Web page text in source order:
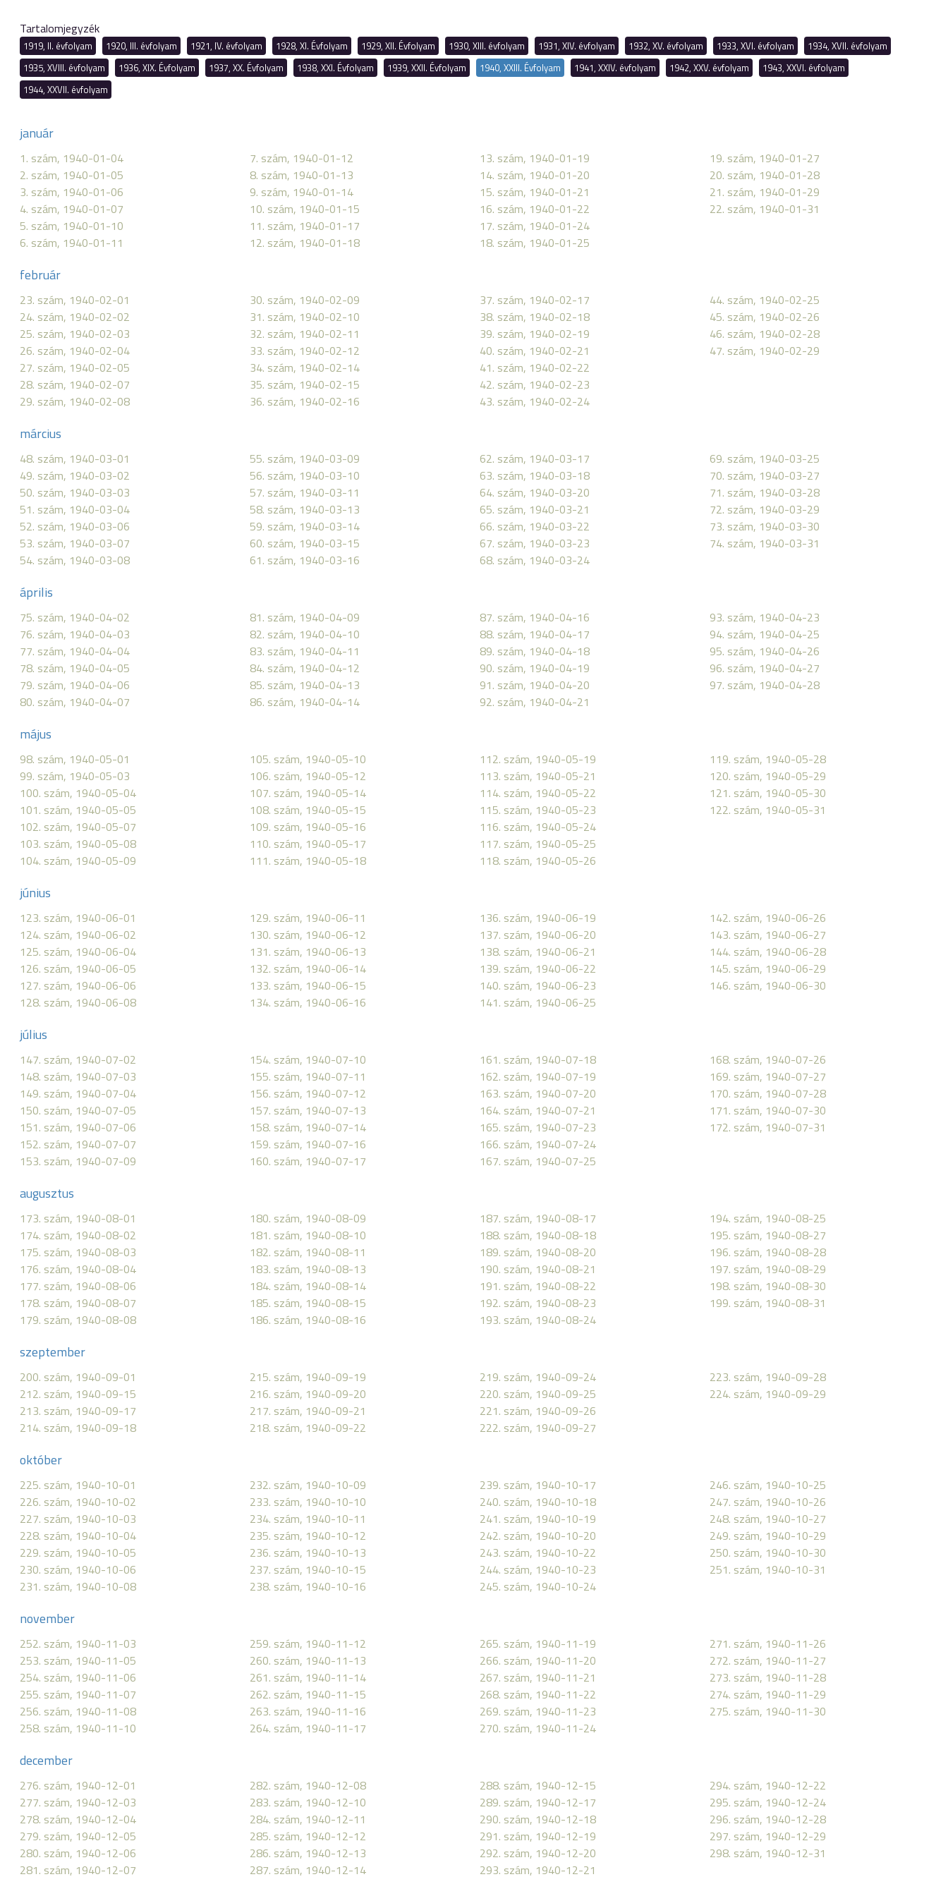
Tartalomjegyzék
1919, II. évfolyam 1920, III. évfolyam 1921, IV. évfolyam 1928, XI. Évfolyam 1929, XII. Évfolyam 1930, XIII. évfolyam 1931, XIV. évfolyam 1932, XV. évfolyam 1933, XVI. évfolyam
1934, XVII. évfolyam
1935, XVIII. évfolyam
1936, XIX. Évfolyam 1937, XX. Évfolyam 1938, XXI. Évfolyam 1939, XXII. Évfolyam 1940, XXIII. Évfolyam 1941, XXIV. évfolyam 1942, XXV. évfolyam
1943, XXVI. évfolyam
1944, XXVII. évfolyam
január
1. szám, 1940-01-04
2. szám, 1940-01-05
3. szám, 1940-01-06
4. szám, 1940-01-07
5. szám, 1940-01-10
6. szám, 1940-01-11
7. szám, 1940-01-12
8. szám, 1940-01-13
9. szám, 1940-01-14
10. szám, 1940-01-15
11. szám, 1940-01-17
12. szám, 1940-01-18
13. szám, 1940-01-19
14. szám, 1940-01-20
15. szám, 1940-01-21
16. szám, 1940-01-22
17. szám, 1940-01-24
18. szám, 1940-01-25
19. szám, 1940-01-27
20. szám, 1940-01-28
21. szám, 1940-01-29
22. szám, 1940-01-31
február
23. szám, 1940-02-01
24. szám, 1940-02-02
25. szám, 1940-02-03
26. szám, 1940-02-04
27. szám, 1940-02-05
28. szám, 1940-02-07
29. szám, 1940-02-08
30. szám, 1940-02-09
31. szám, 1940-02-10
32. szám, 1940-02-11
33. szám, 1940-02-12
34. szám, 1940-02-14
35. szám, 1940-02-15
36. szám, 1940-02-16
37. szám, 1940-02-17
38. szám, 1940-02-18
39. szám, 1940-02-19
40. szám, 1940-02-21
41. szám, 1940-02-22
42. szám, 1940-02-23
43. szám, 1940-02-24
44. szám, 1940-02-25
45. szám, 1940-02-26
46. szám, 1940-02-28
47. szám, 1940-02-29
március
48. szám, 1940-03-01
49. szám, 1940-03-02
50. szám, 1940-03-03
51. szám, 1940-03-04
52. szám, 1940-03-06
53. szám, 1940-03-07
54. szám, 1940-03-08
55. szám, 1940-03-09
56. szám, 1940-03-10
57. szám, 1940-03-11
58. szám, 1940-03-13
59. szám, 1940-03-14
60. szám, 1940-03-15
61. szám, 1940-03-16
62. szám, 1940-03-17
63. szám, 1940-03-18
64. szám, 1940-03-20
65. szám, 1940-03-21
66. szám, 1940-03-22
67. szám, 1940-03-23
68. szám, 1940-03-24
69. szám, 1940-03-25
70. szám, 1940-03-27
71. szám, 1940-03-28
72. szám, 1940-03-29
73. szám, 1940-03-30
74. szám, 1940-03-31
április
75. szám, 1940-04-02
76. szám, 1940-04-03
77. szám, 1940-04-04
78. szám, 1940-04-05
79. szám, 1940-04-06
80. szám, 1940-04-07
81. szám, 1940-04-09
82. szám, 1940-04-10
83. szám, 1940-04-11
84. szám, 1940-04-12
85. szám, 1940-04-13
86. szám, 1940-04-14
87. szám, 1940-04-16
88. szám, 1940-04-17
89. szám, 1940-04-18
90. szám, 1940-04-19
91. szám, 1940-04-20
92. szám, 1940-04-21
93. szám, 1940-04-23
94. szám, 1940-04-25
95. szám, 1940-04-26
96. szám, 1940-04-27
97. szám, 1940-04-28
május
98. szám, 1940-05-01
99. szám, 1940-05-03
100. szám, 1940-05-04
101. szám, 1940-05-05
102. szám, 1940-05-07
103. szám, 1940-05-08
104. szám, 1940-05-09
105. szám, 1940-05-10
106. szám, 1940-05-12
107. szám, 1940-05-14
108. szám, 1940-05-15
109. szám, 1940-05-16
110. szám, 1940-05-17
111. szám, 1940-05-18
112. szám, 1940-05-19
113. szám, 1940-05-21
114. szám, 1940-05-22
115. szám, 1940-05-23
116. szám, 1940-05-24
117. szám, 1940-05-25
118. szám, 1940-05-26
119. szám, 1940-05-28
120. szám, 1940-05-29
121. szám, 1940-05-30
122. szám, 1940-05-31
június
123. szám, 1940-06-01
124. szám, 1940-06-02
125. szám, 1940-06-04
126. szám, 1940-06-05
127. szám, 1940-06-06
128. szám, 1940-06-08
129. szám, 1940-06-11
130. szám, 1940-06-12
131. szám, 1940-06-13
132. szám, 1940-06-14
133. szám, 1940-06-15
134. szám, 1940-06-16
136. szám, 1940-06-19
137. szám, 1940-06-20
138. szám, 1940-06-21
139. szám, 1940-06-22
140. szám, 1940-06-23
141. szám, 1940-06-25
142. szám, 1940-06-26
143. szám, 1940-06-27
144. szám, 1940-06-28
145. szám, 1940-06-29
146. szám, 1940-06-30
július
147. szám, 1940-07-02
148. szám, 1940-07-03
149. szám, 1940-07-04
150. szám, 1940-07-05
151. szám, 1940-07-06
152. szám, 1940-07-07
153. szám, 1940-07-09
154. szám, 1940-07-10
155. szám, 1940-07-11
156. szám, 1940-07-12
157. szám, 1940-07-13
158. szám, 1940-07-14
159. szám, 1940-07-16
160. szám, 1940-07-17
161. szám, 1940-07-18
162. szám, 1940-07-19
163. szám, 1940-07-20
164. szám, 1940-07-21
165. szám, 1940-07-23
166. szám, 1940-07-24
167. szám, 1940-07-25
168. szám, 1940-07-26
169. szám, 1940-07-27
170. szám, 1940-07-28
171. szám, 1940-07-30
172. szám, 1940-07-31
augusztus
173. szám, 1940-08-01
174. szám, 1940-08-02
175. szám, 1940-08-03
176. szám, 1940-08-04
177. szám, 1940-08-06
178. szám, 1940-08-07
179. szám, 1940-08-08
180. szám, 1940-08-09
181. szám, 1940-08-10
182. szám, 1940-08-11
183. szám, 1940-08-13
184. szám, 1940-08-14
185. szám, 1940-08-15
186. szám, 1940-08-16
187. szám, 1940-08-17
188. szám, 1940-08-18
189. szám, 1940-08-20
190. szám, 1940-08-21
191. szám, 1940-08-22
192. szám, 1940-08-23
193. szám, 1940-08-24
194. szám, 1940-08-25
195. szám, 1940-08-27
196. szám, 1940-08-28
197. szám, 1940-08-29
198. szám, 1940-08-30
199. szám, 1940-08-31
szeptember
200. szám, 1940-09-01
212. szám, 1940-09-15
213. szám, 1940-09-17
214. szám, 1940-09-18
215. szám, 1940-09-19
216. szám, 1940-09-20
217. szám, 1940-09-21
218. szám, 1940-09-22
219. szám, 1940-09-24
220. szám, 1940-09-25
221. szám, 1940-09-26
222. szám, 1940-09-27
223. szám, 1940-09-28
224. szám, 1940-09-29
október
225. szám, 1940-10-01
226. szám, 1940-10-02
227. szám, 1940-10-03
228. szám, 1940-10-04
229. szám, 1940-10-05
230. szám, 1940-10-06
231. szám, 1940-10-08
232. szám, 1940-10-09
233. szám, 1940-10-10
234. szám, 1940-10-11
235. szám, 1940-10-12
236. szám, 1940-10-13
237. szám, 1940-10-15
238. szám, 1940-10-16
239. szám, 1940-10-17
240. szám, 1940-10-18
241. szám, 1940-10-19
242. szám, 1940-10-20
243. szám, 1940-10-22
244. szám, 1940-10-23
245. szám, 1940-10-24
246. szám, 1940-10-25
247. szám, 1940-10-26
248. szám, 1940-10-27
249. szám, 1940-10-29
250. szám, 1940-10-30
251. szám, 1940-10-31
november
252. szám, 1940-11-03
253. szám, 1940-11-05
254. szám, 1940-11-06
255. szám, 1940-11-07
256. szám, 1940-11-08
258. szám, 1940-11-10
259. szám, 1940-11-12
260. szám, 1940-11-13
261. szám, 1940-11-14
262. szám, 1940-11-15
263. szám, 1940-11-16
264. szám, 1940-11-17
265. szám, 1940-11-19
266. szám, 1940-11-20
267. szám, 1940-11-21
268. szám, 1940-11-22
269. szám, 1940-11-23
270. szám, 1940-11-24
271. szám, 1940-11-26
272. szám, 1940-11-27
273. szám, 1940-11-28
274. szám, 1940-11-29
275. szám, 1940-11-30
december
276. szám, 1940-12-01
277. szám, 1940-12-03
278. szám, 1940-12-04
279. szám, 1940-12-05
280. szám, 1940-12-06
281. szám, 1940-12-07
282. szám, 1940-12-08
283. szám, 1940-12-10
284. szám, 1940-12-11
285. szám, 1940-12-12
286. szám, 1940-12-13
287. szám, 1940-12-14
288. szám, 1940-12-15
289. szám, 1940-12-17
290. szám, 1940-12-18
291. szám, 1940-12-19
292. szám, 1940-12-20
293. szám, 1940-12-21
294. szám, 1940-12-22
295. szám, 1940-12-24
296. szám, 1940-12-28
297. szám, 1940-12-29
298. szám, 1940-12-31